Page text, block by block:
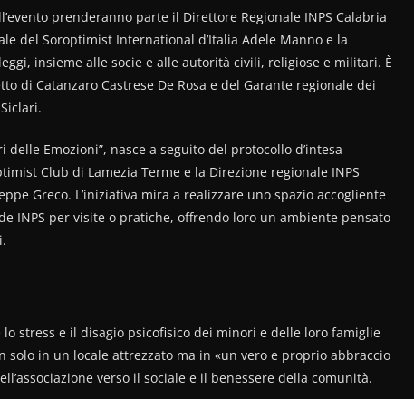
prenderanno parte il Direttore Regionale INPS Calabria
del Soroptimist International d’Italia Adele Manno e la
insieme alle socie e alle autorità civili, religiose e militari. È
di Catanzaro Castrese De Rosa e del Garante regionale dei
delle Emozioni”, nasce a seguito del protocollo d’intesa
Club di Lamezia Terme e la Direzione regionale INPS
Greco. L’iniziativa mira a realizzare uno spazio accogliente
INPS per visite o pratiche, offrendo loro un ambiente pensato
stress e il disagio psicofisico dei minori e delle loro famiglie
in un locale attrezzato ma in «un vero e proprio abbraccio
verso il sociale e il benessere della comunità.